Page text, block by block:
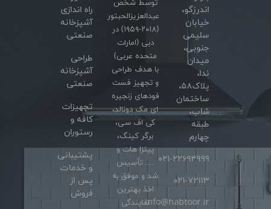
اندرزگو،
خیابان
سلیمی
جنوبی،
میدان
ندا،
پلاک۵۸،
ساختمان
شاب،
طبقه
چهارم
۰۲۱-۲۲۶۹۴۹۹۹
۰۲۱-۷۲۱۱۳
info@habtoor.ir
توسط شخص
عبدالعزیزالحبتور
(۲۰۱۸-۱۹۵۹) در
دبی (امارات
متحده عربی)
با هدف طراحی
و تجهیز فست
فودهای زنجیره
ای مک دونالد،
کی اف سی،
برگر کینگ،
پیتزا هات و
….. تأسیس
شد و موفق به
اخذ بهترین
نمایندگی
راه اندازی
آشپزخانه
صنعتی
طراحی
آشپزخانه
صنعتی
تجهیزات
کافه و
رستوران
پشتیبانی
و خدمات
پس از
فروش